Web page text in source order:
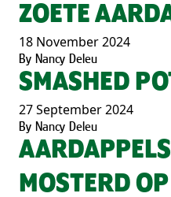
ZOETE
18 November 2024
By Nancy Deleu
SMASHED
27 September 2024
By Nancy Deleu
MOSTERD